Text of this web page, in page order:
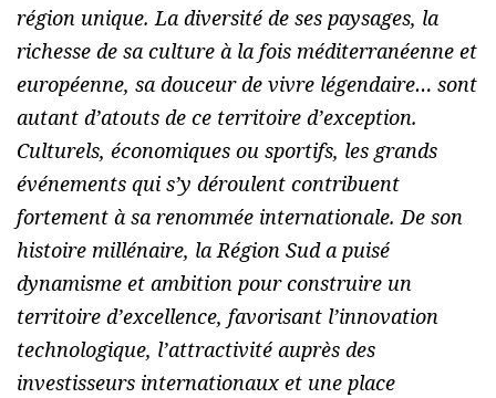
région unique. La diversité de ses paysages, la
richesse de sa culture à la fois méditerranéenne et
européenne, sa douceur de vivre légendaire… sont
autant d’atouts de ce territoire d’exception.
Culturels, économiques ou sportifs, les grands
événements qui s’y déroulent contribuent
fortement à sa renommée internationale. De son
histoire millénaire, la Région Sud a puisé
dynamisme et ambition pour construire un
territoire d’excellence, favorisant l’innovation
technologique, l’attractivité auprès des
investisseurs internationaux et une place